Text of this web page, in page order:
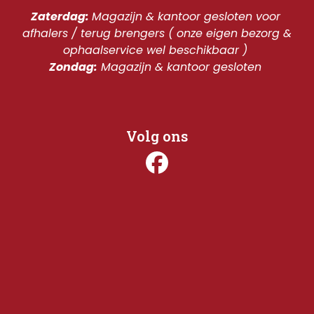
Zaterdag: Magazijn & kantoor gesloten voor
afhalers / terug brengers ( onze eigen bezorg &
ophaalservice wel beschikbaar )
Zondag: Magazijn & kantoor gesloten
Volg ons